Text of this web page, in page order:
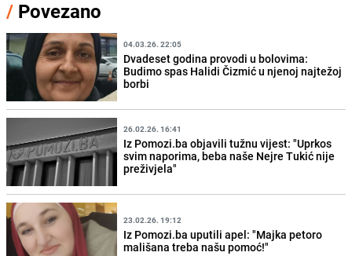
/ Povezano
04.03.26. 22:05
Dvadeset godina provodi u bolovima:
Budimo spas Halidi Čizmić u njenoj najtežoj
borbi
26.02.26. 16:41
Iz Pomozi.ba objavili tužnu vijest: "Uprkos
svim naporima, beba naše Nejre Tukić nije
preživjela"
23.02.26. 19:12
Iz Pomozi.ba uputili apel: "Majka petoro
mališana treba našu pomoć!"